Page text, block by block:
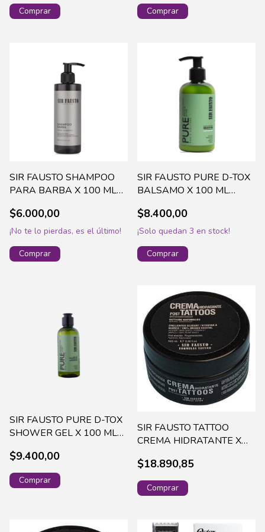
SIR FAUSTO SHAMPOO
PARA BARBA X 100 ML
$6.000,00
¡No te lo pierdas, es el último!
SIR FAUSTO PURE D-TOX
BALSAMO X 100 ML
$8.400,00
¡Solo quedan 3 en stock!
SIR FAUSTO PURE D-TOX
SHOWER GEL X 100 ML
$9.400,00
SIR FAUSTO TATTOO
CREMA HIDRATANTE X
$18.890,85